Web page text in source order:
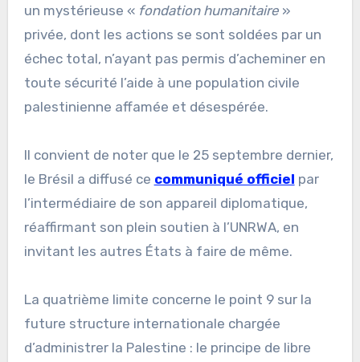
un mystérieuse « fondation humanitaire»
privée, dont les actions se sont soldées par un
échec total, n’ayant pas permis d’acheminer en
toute sécurité l’aide à une population civile
palestinienne affamée et désespérée.
Il convient de noter que le 25 septembre dernier,
le Brésil a diffusé ce communiqué officiel par
l’intermédiaire de son appareil diplomatique,
réaffirmant son plein soutien à l’UNRWA, en
invitant les autres États à faire de même.
La quatrième limite concerne le point 9 sur la
future structure internationale chargée
d’administrer la Palestine : le principe de libre